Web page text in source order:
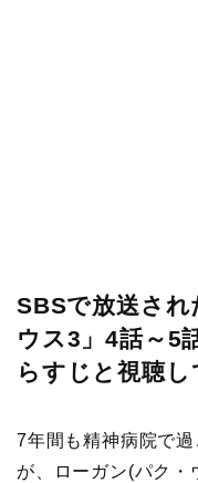
SBSで放送さ
ウス3」4話～5
らすじと視聴し
7年間も精神病院で
が、ローガン(パク・